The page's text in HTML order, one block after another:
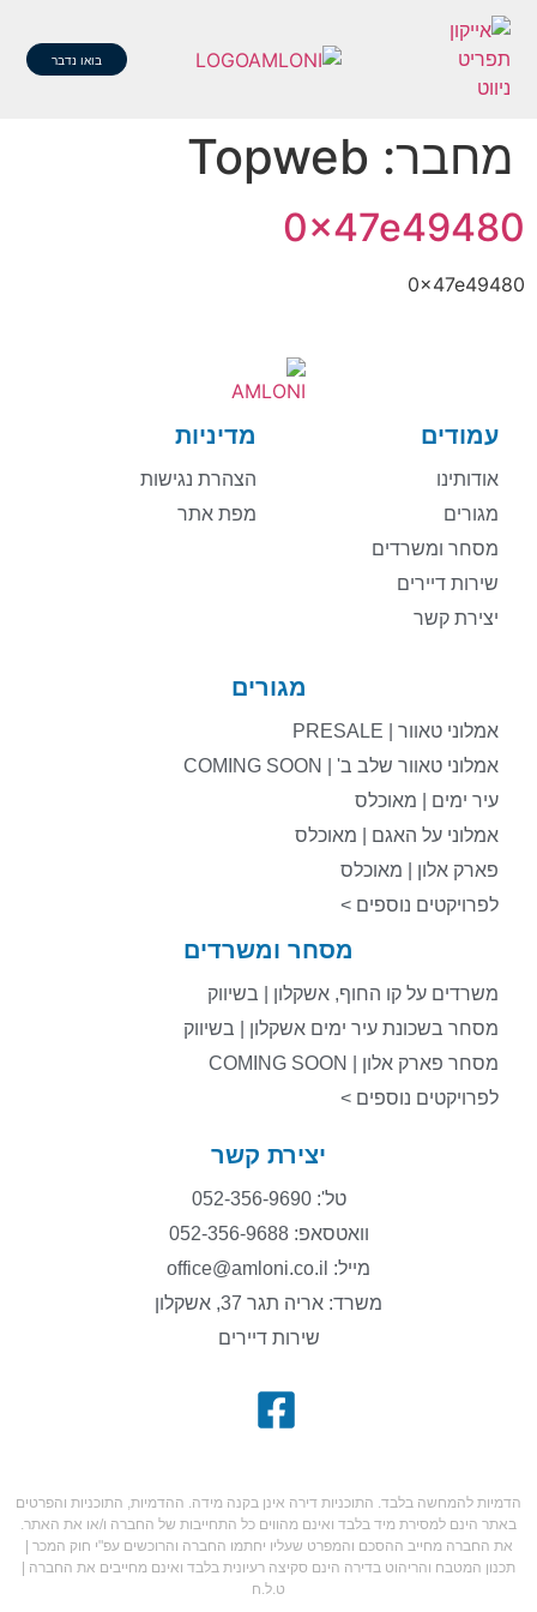
בואו נדבר
מחבר: Topweb
0x47e49480
0x47e49480
עמודים
אודותינו
מגורים
מסחר ומשרדים
שירות דיירים
יצירת קשר
מדיניות
הצהרת נגישות
מפת אתר
מגורים
אמלוני טאוור | PRESALE
אמלוני טאוור שלב ב' | COMING SOON
עיר ימים | מאוכלס
אמלוני על האגם | מאוכלס
פארק אלון | מאוכלס
לפרויקטים נוספים >
מסחר ומשרדים
משרדים על קו החוף, אשקלון | בשיווק
מסחר בשכונת עיר ימים אשקלון | בשיווק
מסחר פארק אלון | COMING SOON
לפרויקטים נוספים >
יצירת קשר
טל': 052-356-9690
וואטסאפ: 052-356-9688
מייל: office@amloni.co.il
משרד: אריה תגר 37, אשקלון
שירות דיירים
הדמיות להמחשה בלבד. התוכניות דירה אינן בקנה מידה. ההדמיות, התוכניות והפרטים
באתר הינם למסירת מיד בלבד ואינם מהווים כל התחייבות של החברה ו/או את האתר.
את החברה מחייב ההסכם והמפרט שעליו יחתמו החברה והרוכשים עפ"י חוק המכר |
תכנון המטבח והריהוט בדירה הינם סקיצה רעיונית בלבד ואינם מחייבים את החברה |
ט.ל.ח